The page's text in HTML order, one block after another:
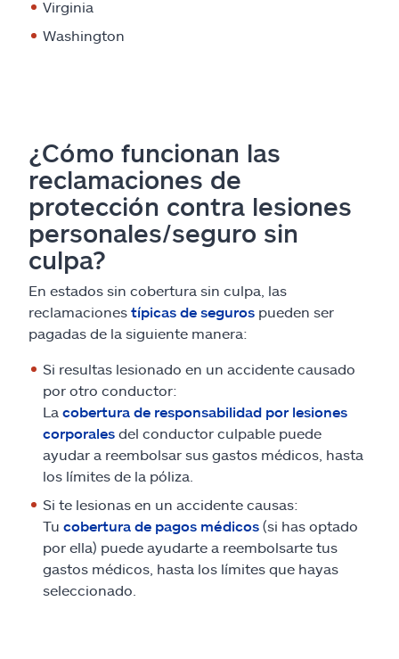
Virginia
Washington
¿Cómo funcionan las
reclamaciones de
protección contra lesiones
personales/seguro sin
culpa?
En estados sin cobertura sin culpa, las
reclamaciones típicas de seguros pueden ser
pagadas de la siguiente manera:
Si resultas lesionado en un accidente causado
por otro conductor:
La cobertura de responsabilidad por lesiones
corporales del conductor culpable puede
ayudar a reembolsar sus gastos médicos, hasta
los límites de la póliza.
Si te lesionas en un accidente causas:
Tu cobertura de pagos médicos (si has optado
por ella) puede ayudarte a reembolsarte tus
gastos médicos, hasta los límites que hayas
seleccionado.